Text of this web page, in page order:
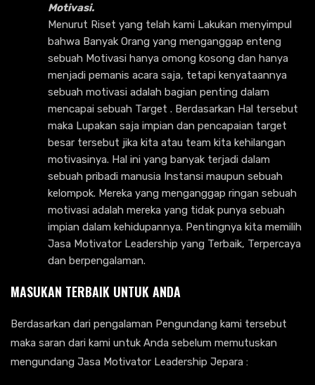
Motivasi.
Menurut Riset yang telah kami Lakukan menyimpul
bahwa Banyak Orang yang menganggap enteng
sebuah Motivasi hanya omong kosong dan hanya
menjadi pemanis acara saja, tetapi kenyataannya
sebuah motivasi adalah bagian penting dalam
mencapai sebuah Target . Berdasarkan Hal tersebut
maka Lupakan saja impian dan pencapaian target
besar tersebut jika kita atau team kita kehilangan
motivasinya. Hal ini yang banyak terjadi dalam
sebuah pribadi manusia Instansi maupun sebuah
kelompok. Mereka yang menganggap ringan sebuah
motivasi adalah mereka yang tidak punya sebuah
impian dalam kehidupannya. Pentingnya kita memilih
Jasa Motivator Leadership yang Terbaik, Terpercaya
dan berpengalaman.
MASUKAN TERBAIK UNTUK ANDA
Berdasarkan dari pengalaman Pengundang kami tersebut
maka saran dari kami untuk Anda sebelum memutuskan
mengundang Jasa Motivator Leadership Jepara :